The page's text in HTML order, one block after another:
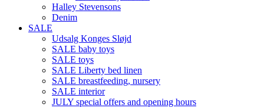
Halley Stevensons
Denim
SALE
Udsalg Konges Sløjd
SALE baby toys
SALE toys
SALE Liberty bed linen
SALE breastfeeding, nursery
SALE interior
JULY special offers and opening hours